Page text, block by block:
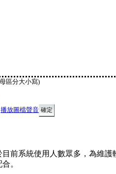
區分大小寫)
播放圖檔聲音
前系統使用人數眾多，為維
。